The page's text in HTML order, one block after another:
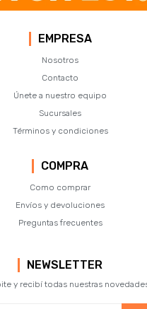
EMPRESA
Nosotros
Contacto
Únete a nuestro equipo
Sucursales
Términos y condiciones
COMPRA
Como comprar
Envíos y devoluciones
Preguntas frecuentes
NEWSLETTER
y recibí todas nuestras